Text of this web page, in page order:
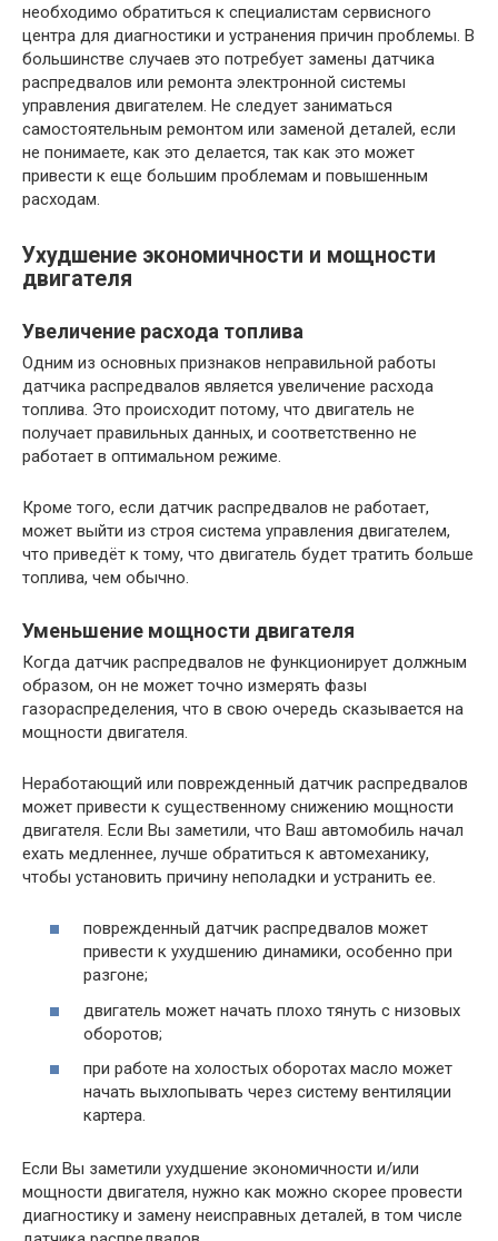
необходимо обратиться к специалистам сервисного
центра для диагностики и устранения причин проблемы. В
большинстве случаев это потребует замены датчика
распредвалов или ремонта электронной системы
управления двигателем. Не следует заниматься
самостоятельным ремонтом или заменой деталей, если
не понимаете, как это делается, так как это может
привести к еще большим проблемам и повышенным
расходам.
Ухудшение экономичности и мощности
двигателя
Увеличение расхода топлива
Одним из основных признаков неправильной работы
датчика распредвалов является увеличение расхода
топлива. Это происходит потому, что двигатель не
получает правильных данных, и соответственно не
работает в оптимальном режиме.
Кроме того, если датчик распредвалов не работает,
может выйти из строя система управления двигателем,
что приведёт к тому, что двигатель будет тратить больше
топлива, чем обычно.
Уменьшение мощности двигателя
Когда датчик распредвалов не функционирует должным
образом, он не может точно измерять фазы
газораспределения, что в свою очередь сказывается на
мощности двигателя.
Неработающий или поврежденный датчик распредвалов
может привести к существенному снижению мощности
двигателя. Если Вы заметили, что Ваш автомобиль начал
ехать медленнее, лучше обратиться к автомеханику,
чтобы установить причину неполадки и устранить ее.
поврежденный датчик распредвалов может
привести к ухудшению динамики, особенно при
разгоне;
двигатель может начать плохо тянуть с низовых
оборотов;
при работе на холостых оборотах масло может
начать выхлопывать через систему вентиляции
картера.
Если Вы заметили ухудшение экономичности и/или
мощности двигателя, нужно как можно скорее провести
диагностику и замену неисправных деталей, в том числе